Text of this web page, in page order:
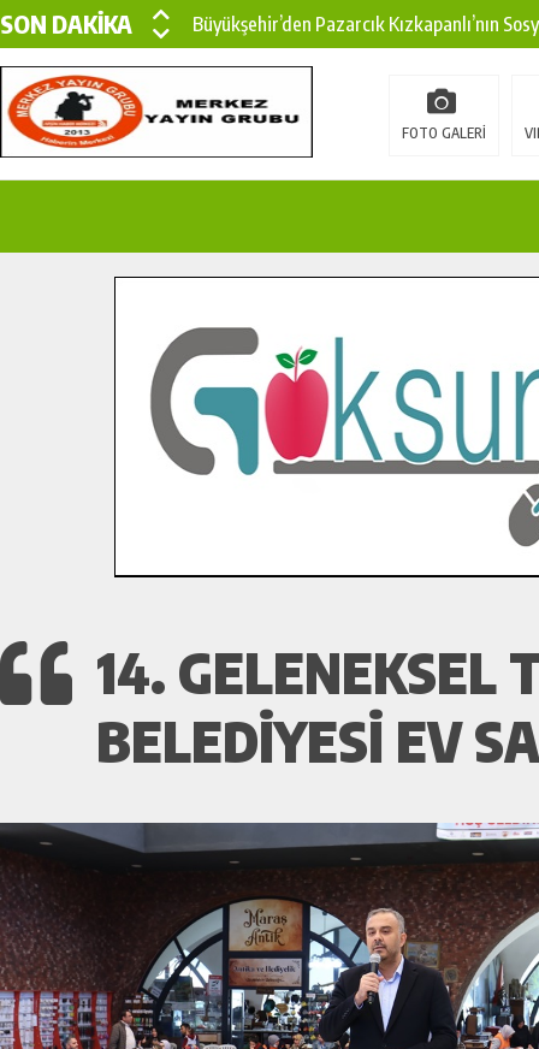
SON DAKİKA
Büyükşehir’den Pazarcık Kızkapanlı’nın
Büyükşehir’den Pazarcık Kırsalına Modern
Çin’den KSÜ’ye Uluslararası Başarı:
İlçe Jandarma Komutanı Karakaya’dan
Bertiz’in Yeni Köprüsünde Sona Doğru.
FOTO GALERİ
14. GELENEKSEL
BELEDIYESI EV